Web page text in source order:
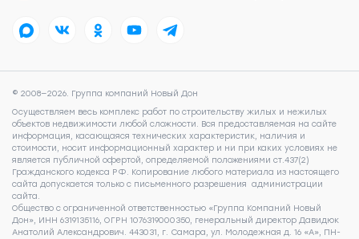
© 2008—2026. Группа компаний Новый Дон
Осуществляем весь комплекс работ по строительству жилых и нежилых
объектов недвижимости любой сложности. Вся предоставляемая на сайте
информация, касающаяся технических характеристик, наличия и
стоимости, носит информационный характер и ни при каких условиях не
является публичной офертой, определяемой положениями ст.437(2)
Гражданского кодекса РФ. Копирование любого материала из настоящего
сайта допускается только с письменного разрешения администрации
сайта.
Общество с ограниченной ответственностью «Группа Компаний Новый
Дон», ИНН 6319135116, ОГРН 1076319000350, генеральный директор Давидюк
Анатолий Александрович. 443031, г. Самара, ул. Молодежная д. 16 «А», ПН-